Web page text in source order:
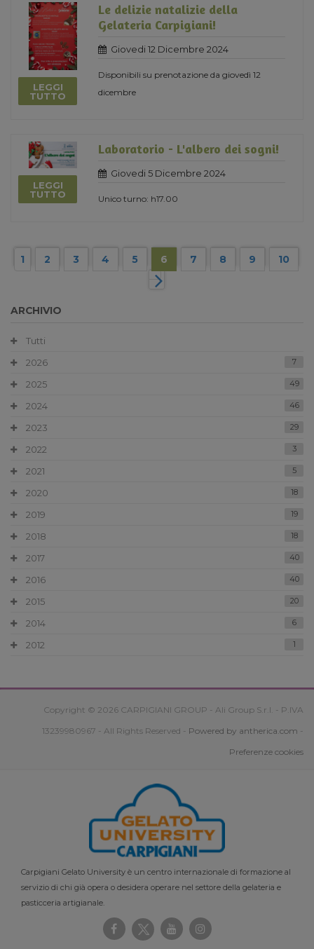
LEGGI
TUTTO
Le delizie natalizie della
Gelateria Carpigiani!
Giovedi 12 Dicembre 2024
Disponibili su prenotazione da giovedì 12
dicembre
LEGGI
TUTTO
Laboratorio - L'albero dei sogni!
Giovedi 5 Dicembre 2024
Unico turno: h17.00
1 2 3 4 5 6 7 8 9 10
ARCHIVIO
Tutti
2026
7
2025 49
2024 46
2023 29
2022 3
2021 5
2020 18
2019 19
2018 18
2017 40
2016 40
2015 20
2014 6
2012 1
Copyright © 2026 CARPIGIANI GROUP - Ali Group S.r.l. - P.IVA
13239980967 - All Rights Reserved - Powered by antherica.com -
Preferenze cookies
Carpigiani Gelato University è un centro internazionale di formazione al
servizio di chi già opera o desidera operare nel settore della gelateria e
pasticceria artigianale.